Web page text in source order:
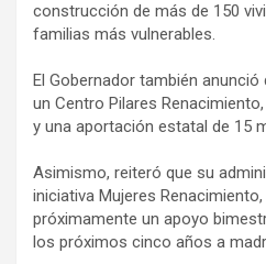
construcción de más de 150
familias más vulnerables.
El Gobernador también
un Centro Pilares
y una aportación estatal de 15
Asimismo, reiteró que su
iniciativa Mujeres
próximamente un apoyo
los próximos cinco años a